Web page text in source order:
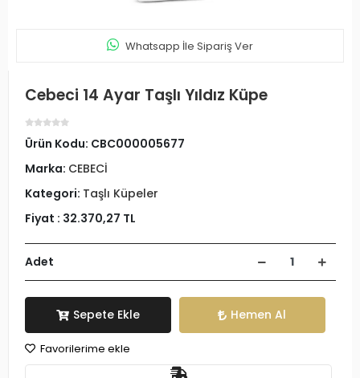
Whatsapp İle Sipariş Ver
Cebeci 14 Ayar Taşlı Yıldız Küpe
Ürün Kodu: CBC000005677
Marka: CEBECİ
Kategori: Taşlı Küpeler
Fiyat : 32.370,27 TL
Adet
Sepete Ekle Hemen Al
Favorilerime ekle